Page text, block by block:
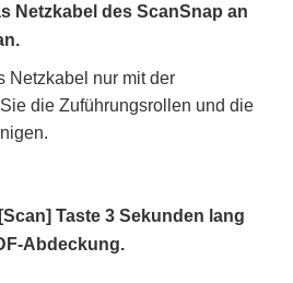
Netzkabel des ScanSnap an
Netzkabel nur mit der
die Zuführungsrollen und die
Taste 3 Sekunden lang
Abdeckung.